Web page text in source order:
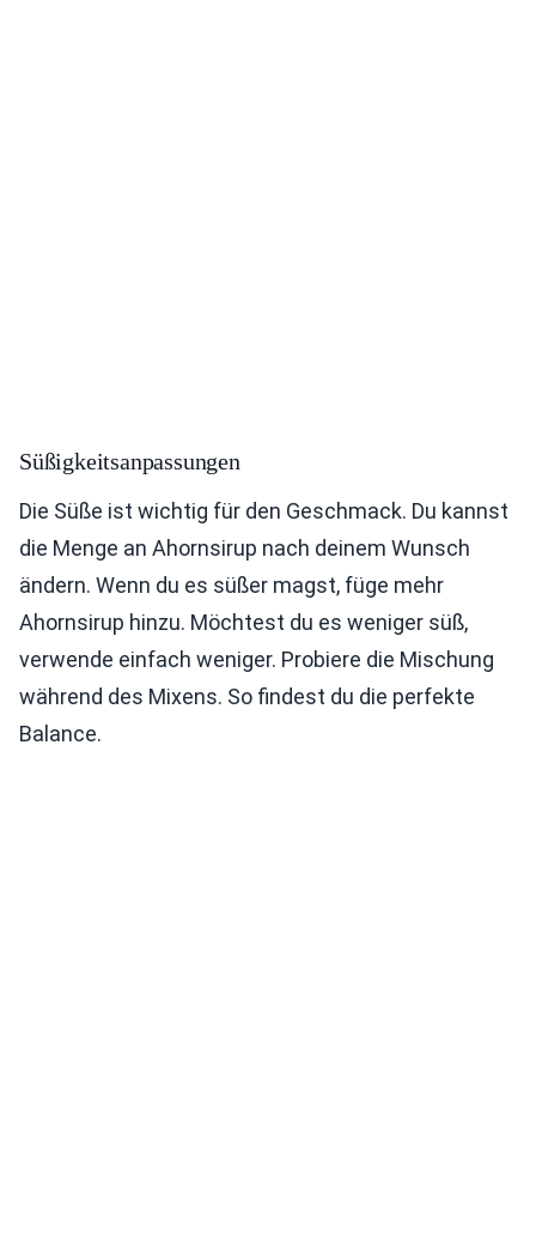
Süßigkeitsanpassungen
Die Süße ist wichtig für den Geschmack. Du kannst
die Menge an Ahornsirup nach deinem Wunsch
ändern. Wenn du es süßer magst, füge mehr
Ahornsirup hinzu. Möchtest du es weniger süß,
verwende einfach weniger. Probiere die Mischung
während des Mixens. So findest du die perfekte
Balance.